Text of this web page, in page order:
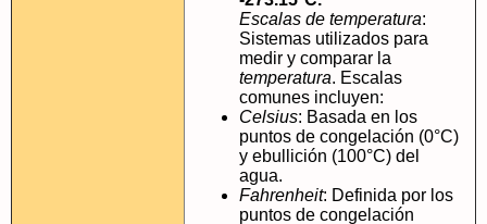
Escalas de temperatura:
Sistemas utilizados para
medir y comparar la
temperatura. Escalas
comunes incluyen:
Celsius: Basada en los
puntos de congelación (0°C)
y ebullición (100°C) del
agua.
Fahrenheit: Definida por los
puntos de congelación